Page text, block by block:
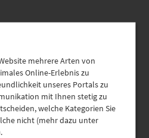
ERFAHREN
mehrere Arten von
Online-Erlebnis zu
unseres Portals zu
mit Ihnen stetig zu
welche Kategorien Sie
nicht (mehr dazu unter